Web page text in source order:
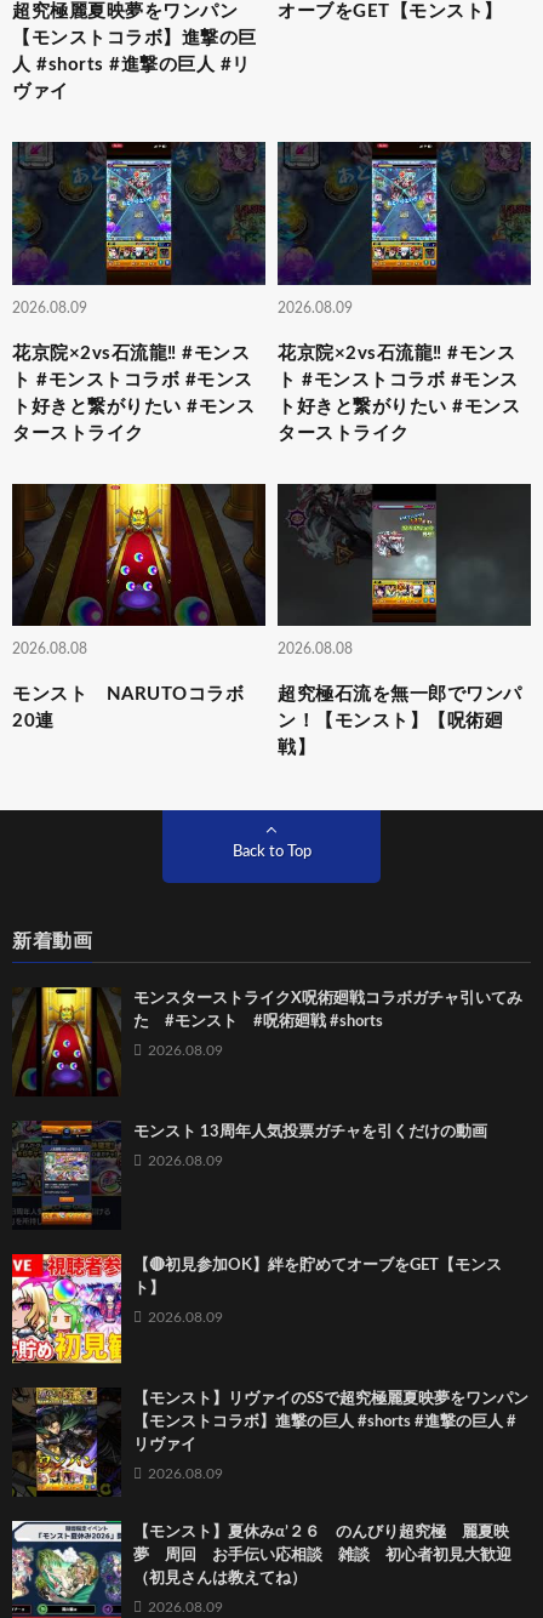
超究極麗夏映夢を ワンパン
【モンストコラボ】進撃の巨
人 #shorts #進撃の巨人 #リ
ヴァイ
オーブをGET【モンスト】
2026.08.09
花京院×2vs石流龍‼️ #モンス
ト #モンストコラボ #モンス
ト好きと繋がりたい #モンス
ターストライク
2026.08.09
花京院×2vs石流龍‼️ #モンス
ト #モンストコラボ #モンス
ト好きと繋がりたい #モンス
ターストライク
2026.08.08
モンスト NARUTOコラボ
20連
2026.08.08
超究極石流を無一郎でワンパ
ン！【モンスト】【呪術廻
戦】
Back to Top
新着動画
モンスターストライクX呪術廻戦コラボガチャ引いてみ
た #モンスト #呪術廻戦 #shorts
2026.08.09
モンスト 13周年人気投票ガチャを引くだけの動画
2026.08.09
【🔴初見参加OK】絆を貯めてオーブをGET【モンス
ト】
2026.08.09
【モンスト】リヴァイのSSで超究極麗夏映夢を ワンパン
【モンストコラボ】進撃の巨人 #shorts #進撃の巨人 #
リヴァイ
2026.08.09
【モンスト】夏休みα’２６ のんびり超究極 麗夏映
夢 周回 お手伝い応相談 雑談 初心者初見大歓迎
（初見さんは教えてね）
2026.08.09